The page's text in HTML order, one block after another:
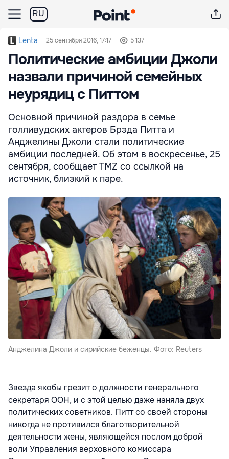
RU
Lenta 25 сентября 2016, 17:17 5 137
Политические амбиции Джоли
назвали причиной семейных
неурядиц с Питтом
Основной причиной раздора в семье
голливудских актеров Брэда Питта и
Анджелины Джоли стали политические
амбиции последней. Об этом в воскресенье, 25
сентября, сообщает TMZ со ссылкой на
источник, близкий к паре.
Анджелина Джоли и сирийские беженцы. Фото: Reuters
Звезда якобы грезит о должности генерального
секретаря ООН, и с этой целью даже наняла двух
политических советников. Питт со своей стороны
никогда не противился благотворительной
деятельности жены, являющейся послом доброй
воли Управления верховного комиссара